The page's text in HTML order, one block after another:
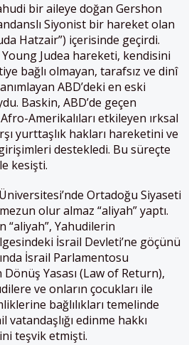
bir aileye doğan Gershon
Siyonist bir hareket olan
Hatzair”) içerisinde geçirdi.
Judea hareketi, kendisini
bağlı olmayan, tarafsız ve dinî
ABD’deki en eski
Baskin, ABD’de geçen
Amerikalıları etkileyen ırksal
yurttaşlık hakları hareketini ve
girişimleri destekledi. Bu süreçte
kesişti.
Ortadoğu Siyaseti
olur almaz “aliyah” yaptı.
“aliyah”, Yahudilerin
İsrail Devleti’ne göçünü
İsrail Parlamentosu
Yasası (Law of Return),
ve onların çocukları ile
bağlılıkları temelinde
vatandaşlığı edinme hakkı
teşvik etmişti.